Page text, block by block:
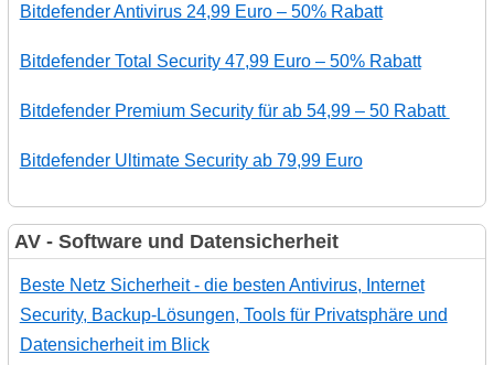
Bitdefender Antivirus 24,99 Euro – 50% Rabatt
Bitdefender Total Security 47,99 Euro – 50% Rabatt
Bitdefender Premium Security für ab 54,99 – 50 Rabatt
Bitdefender Ultimate Security ab 79,99 Euro
AV - Software und Datensicherheit
Beste Netz Sicherheit - die besten Antivirus, Internet
Security, Backup-Lösungen, Tools für Privatsphäre und
Datensicherheit im Blick